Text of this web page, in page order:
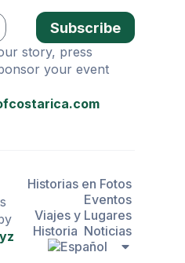
Subscribe
story, press
your event
Historias en Fotos
Eventos
Viajes y Lugares
Historia Noticias